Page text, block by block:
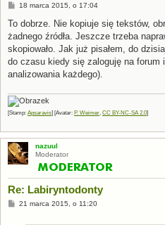
P
s
18 marca 2015, o 17:04
To dobrze. Nie kopiuje się tekstów,
żadnego źródła. Jeszcze trzeba
skopiowało. Jak już pisałem, do
do czasu kiedy się zaloguję na
analizowania każdego).
[Stamp: Apsaravis] [Avatar: P. Weimer, CC BY-NC-SA 2.0]
nazuul
Moderator
Re: Labiryntodonty
P21 marca 2015, o 11:20